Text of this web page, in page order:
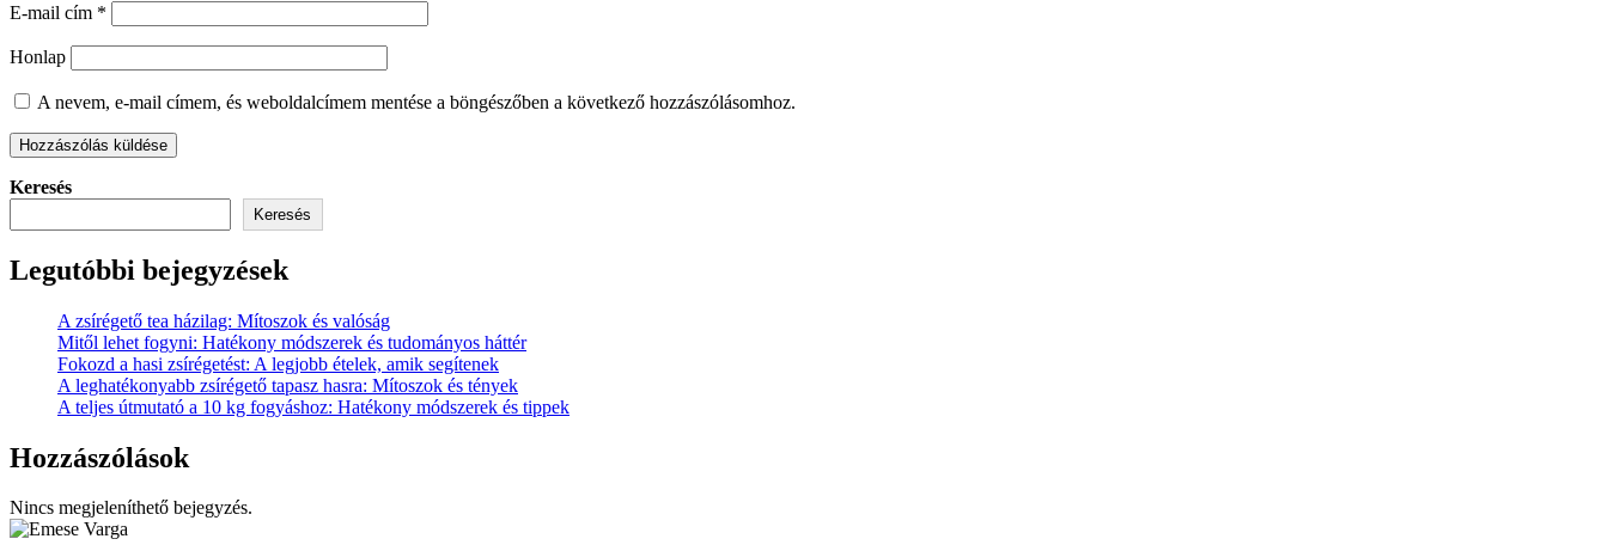
E-mail cím *
Honlap
A nevem, e-mail címem, és weboldalcímem mentése a böngészőben a következő hozzászólásomhoz.
Keresés
Keresés
Legutóbbi bejegyzések
A zsírégető tea házilag: Mítoszok és valóság
Mitől lehet fogyni: Hatékony módszerek és tudományos háttér
Fokozd a hasi zsírégetést: A legjobb ételek, amik segítenek
A leghatékonyabb zsírégető tapasz hasra: Mítoszok és tények
A teljes útmutató a 10 kg fogyáshoz: Hatékony módszerek és tippek
Hozzászólások
Nincs megjeleníthető bejegyzés.